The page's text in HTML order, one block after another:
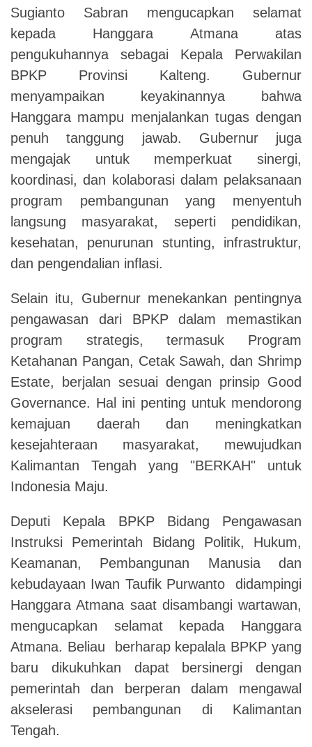
Sugianto Sabran mengucapkan selamat
kepada Hanggara Atmana atas
pengukuhannya sebagai Kepala Perwakilan
BPKP Provinsi Kalteng. Gubernur
menyampaikan keyakinannya bahwa
Hanggara mampu menjalankan tugas dengan
penuh tanggung jawab. Gubernur juga
mengajak untuk memperkuat sinergi,
koordinasi, dan kolaborasi dalam pelaksanaan
program pembangunan yang menyentuh
langsung masyarakat, seperti pendidikan,
kesehatan, penurunan stunting, infrastruktur,
dan pengendalian inflasi.
Selain itu, Gubernur menekankan pentingnya
pengawasan dari BPKP dalam memastikan
program strategis, termasuk Program
Ketahanan Pangan, Cetak Sawah, dan Shrimp
Estate, berjalan sesuai dengan prinsip Good
Governance. Hal ini penting untuk mendorong
kemajuan daerah dan meningkatkan
kesejahteraan masyarakat, mewujudkan
Kalimantan Tengah yang "BERKAH" untuk
Indonesia Maju.
Deputi Kepala BPKP Bidang Pengawasan
Instruksi Pemerintah Bidang Politik, Hukum,
Keamanan, Pembangunan Manusia dan
kebudayaan Iwan Taufik Purwanto didampingi
Hanggara Atmana saat disambangi wartawan,
mengucapkan selamat kepada Hanggara
Atmana. Beliau berharap kepalala BPKP yang
baru dikukuhkan dapat bersinergi dengan
pemerintah dan berperan dalam mengawal
akselerasi pembangunan di Kalimantan
Tengah.